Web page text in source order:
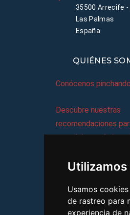
Usamos
de rastreo para
experiencia de
35500 Arrecife
Las Palmas
España
QUIÉNES
Conócenos
Descubre nuestras
recomendaciones
complejos turísticos,
viajes, y mucho más!
MI